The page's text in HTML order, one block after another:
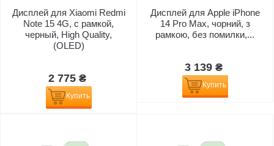
Дисплей для Xiaomi Redmi
Note 15 4G, с рамкой,
черный, High Quality,
(OLED)
2 775 ₴
Купить
Дисплей для Apple iPhone
14 Pro Max, чорний, з
рамкою, без помилки,...
3 139 ₴
Купить